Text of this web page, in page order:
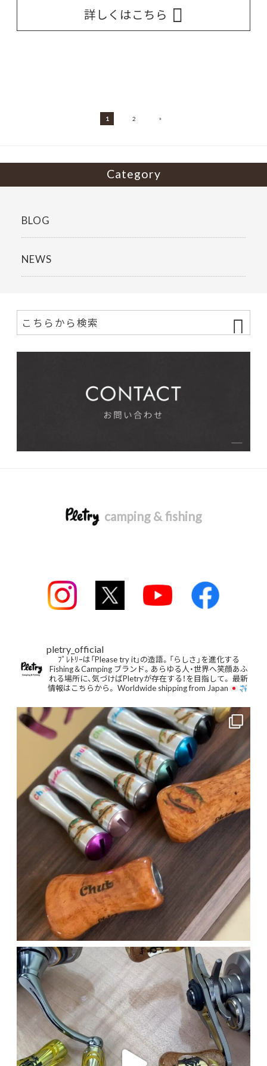
詳しくはこちら
1 2 »
Category
BLOG
NEWS
camping & fishing
pletry_official
ﾌﾟﾚﾄﾘｰは「Please try it」の造語。「らしさ」を進化する
Fishing＆Camping ブランド。あらゆる人・世界へ笑顔あふ
れる場所に、気づけばPletryが存在する！を目指して。 最新
情報はこちらから。 Worldwide shipping from Japan